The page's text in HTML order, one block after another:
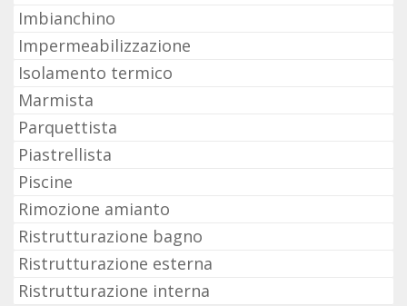
Imbianchino
Impermeabilizzazione
Isolamento termico
Marmista
Parquettista
Piastrellista
Piscine
Rimozione amianto
Ristrutturazione bagno
Ristrutturazione esterna
Ristrutturazione interna